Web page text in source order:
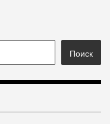
Поиск